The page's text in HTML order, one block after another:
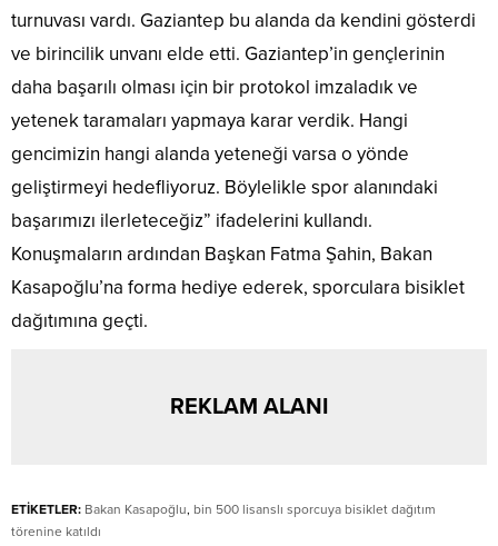
turnuvası vardı. Gaziantep bu alanda da kendini gösterdi
ve birincilik unvanı elde etti. Gaziantep’in gençlerinin
daha başarılı olması için bir protokol imzaladık ve
yetenek taramaları yapmaya karar verdik. Hangi
gencimizin hangi alanda yeteneği varsa o yönde
geliştirmeyi hedefliyoruz. Böylelikle spor alanındaki
başarımızı ilerleteceğiz” ifadelerini kullandı.
Konuşmaların ardından Başkan Fatma Şahin, Bakan
Kasapoğlu’na forma hediye ederek, sporculara bisiklet
dağıtımına geçti.
REKLAM ALANI
ETİKETLER: Bakan Kasapoğlu, bin 500 lisanslı sporcuya bisiklet dağıtım
törenine katıldı